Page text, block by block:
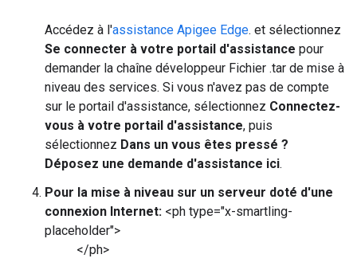
Accédez à l'assistance Apigee Edge. et sélectionnez
Se connecter à votre portail d'assistance pour
demander la chaîne développeur Fichier .tar de mise à
niveau des services. Si vous n'avez pas de compte
sur le portail d'assistance, sélectionnez Connectez-
vous à votre portail d'assistance, puis
sélectionnez Dans un vous êtes pressé ?
Déposez une demande d'assistance ici.
Pour la mise à niveau sur un serveur doté d'une
connexion Internet: <ph type="x-smartling-
placeholder">
</ph>